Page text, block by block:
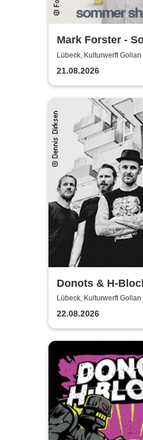
Mark Forster -
Shows 2026
Lübeck, Kulturwerft Gollan
21.08.2026
Donots & H-
Shows 2026
Lübeck, Kulturwerft Gollan
22.08.2026